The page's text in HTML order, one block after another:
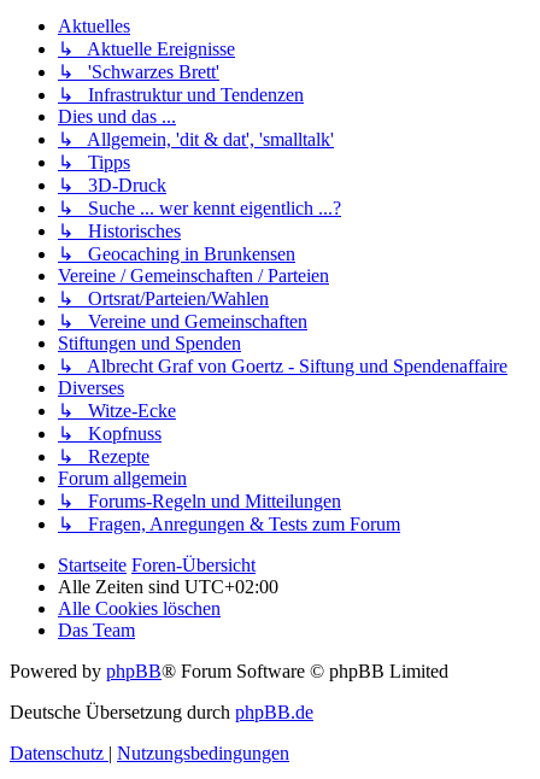
Aktuelles
↳ Aktuelle Ereignisse
↳ 'Schwarzes Brett'
↳ Infrastruktur und Tendenzen
Dies und das ...
↳ Allgemein, 'dit & dat', 'smalltalk'
↳ Tipps
↳ 3D-Druck
↳ Suche ... wer kennt eigentlich ...?
↳ Historisches
↳ Geocaching in Brunkensen
Vereine / Gemeinschaften / Parteien
↳ Ortsrat/Parteien/Wahlen
↳ Vereine und Gemeinschaften
Stiftungen und Spenden
↳ Albrecht Graf von Goertz - Siftung und Spendenaffaire
Diverses
↳ Witze-Ecke
↳ Kopfnuss
↳ Rezepte
Forum allgemein
↳ Forums-Regeln und Mitteilungen
↳ Fragen, Anregungen & Tests zum Forum
Startseite Foren-Übersicht
Alle Zeiten sind UTC+02:00
Alle Cookies löschen
Das Team
Powered by phpBB® Forum Software © phpBB Limited
Deutsche Übersetzung durch phpBB.de
Datenschutz | Nutzungsbedingungen